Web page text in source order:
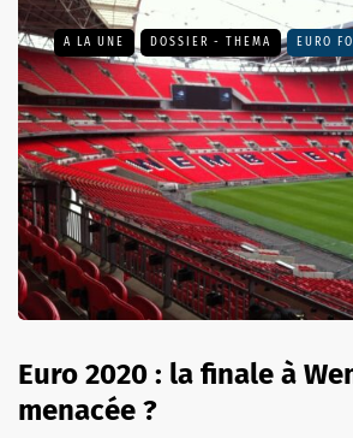
A LA UNE DOSSIER - THEMA EURO
Euro 2020 : la finale à
menacée ?